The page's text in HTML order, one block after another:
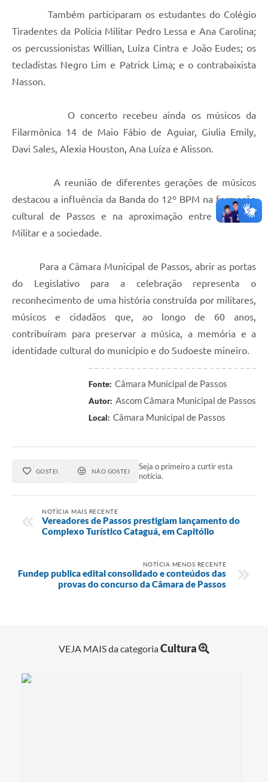
Também participaram os estudantes do Colégio
Tiradentes da Polícia Militar Pedro Lessa e Ana Carolina;
os percussionistas Willian, Luíza Cintra e João Eudes; os
tecladistas Negro Lim e Patrick Lima; e o contrabaixista
Nasson.
O concerto recebeu ainda os músicos da
Filarmônica 14 de Maio Fábio de Aguiar, Giulia Emily,
Davi Sales, Alexia Houston, Ana Luíza e Alisson.
A reunião de diferentes gerações de músicos
destacou a influência da Banda do 12º BPM na formação
cultural de Passos e na aproximação entre a Polícia
Militar e a sociedade.
Para a Câmara Municipal de Passos, abrir as portas
do Legislativo para a celebração representa o
reconhecimento de uma história construída por militares,
músicos e cidadãos que, ao longo de 60 anos,
contribuíram para preservar a música, a memória e a
identidade cultural do município e do Sudoeste mineiro.
Fonte: Câmara Municipal de Passos
Autor: Ascom Câmara Municipal de Passos
Local: Câmara Municipal de Passos
GOSTEI NÃO GOSTEI
Seja o primeiro a curtir esta
notícia.
NOTÍCIA MAIS RECENTE
Vereadores de Passos prestigiam lançamento do
Complexo Turístico Cataguá, em Capitólio
NOTÍCIA MENOS RECENTE
Fundep publica edital consolidado e conteúdos das
provas do concurso da Câmara de Passos
VEJA MAIS da categoriaCultura